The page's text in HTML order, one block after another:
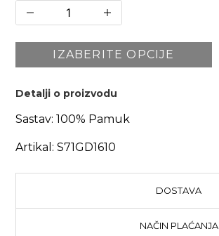
IZABERITE OPCIJE
Detalji o proizvodu
Sastav: 100% Pamuk
Artikal: S71GD1610
DOSTAVA
NAČIN PLAĆANJA